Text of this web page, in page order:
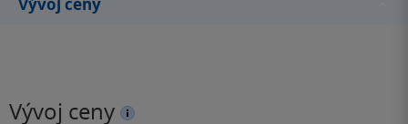
Vývoj ceny
Vývoj ceny